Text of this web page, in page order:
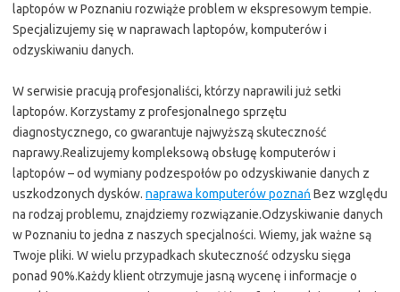
laptopów w Poznaniu rozwiąże problem w ekspresowym tempie.
Specjalizujemy się w naprawach laptopów, komputerów i
odzyskiwaniu danych.
W serwisie pracują profesjonaliści, którzy naprawili już setki
laptopów. Korzystamy z profesjonalnego sprzętu
diagnostycznego, co gwarantuje najwyższą skuteczność
naprawy.Realizujemy kompleksową obsługę komputerów i
laptopów – od wymiany podzespołów po odzyskiwanie danych z
uszkodzonych dysków. naprawa komputerów poznań Bez względu
na rodzaj problemu, znajdziemy rozwiązanie.Odzyskiwanie danych
w Poznaniu to jedna z naszych specjalności. Wiemy, jak ważne są
Twoje pliki. W wielu przypadkach skuteczność odzysku sięga
ponad 90%.Każdy klient otrzymuje jasną wycenę i informacje o